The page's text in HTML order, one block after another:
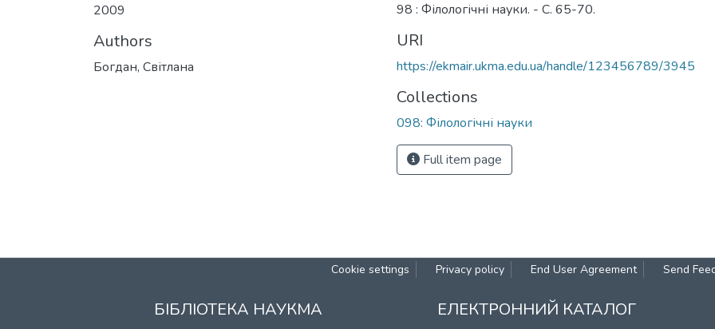
2009
Authors
Богдан, Світлана
98 : Філологічні науки. - С. 65-70.
URI
https://ekmair.ukma.edu.ua/handle/123456789/3945
Collections
098: Філологічні науки
Full item page
Cookie settings Privacy policy End User Agreement Send
БІБЛІОТЕКА НАУКМА ЕЛЕКТРОННИЙ КАТАЛОГ